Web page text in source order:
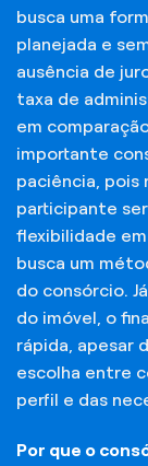
busca uma
planejada e
ausência de
taxa de
em
importante
paciência, pois
participante
flexibilidade
busca um
do consórcio.
do imóvel, o
rápida, apesar
escolha entre
perfil e das
Por que o